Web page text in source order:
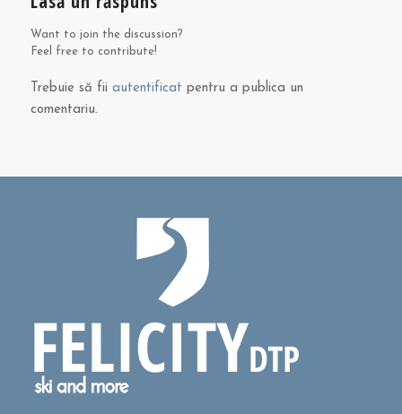
Want to join the discussion?
Feel free to contribute!
Trebuie să fii autentificat pentru a publica un
comentariu.